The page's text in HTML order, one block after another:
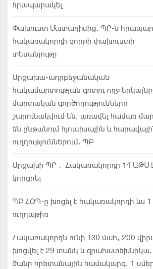
հրապարակել
Փախուստ Մատաղիսից. ՊԲ-ն
հակառակորդի զորքի փախուստի
տեսանյութը
Արցախա-ադրբեջանական
հակամարտության գոտու ողջ
մարտական գործողությունները
շարունակվում են, առավել համառ
են ընթանում հյուսիսային և
ուղղություններում. ՊԲ
Արցախի ՊԲ․ Հակառակորդը 14 ԱԹՍ
կորցրել
ՊԲ ՀՕՊ-ը խոցել է հակառակորդի ևս 1
ուղղաթիռ
Հակառակորդն ունի 130 մահ, 200
խոցվել է 29 տանկ և զրահատեխնիկա,
ծանր հրետանային համակարգ, 1